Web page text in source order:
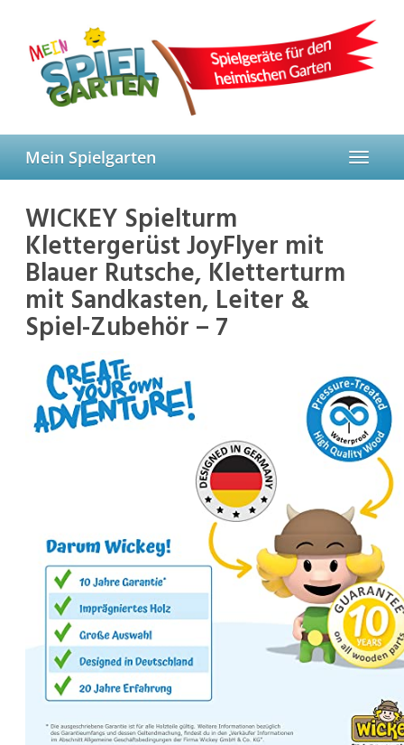
content
Toggle
Mein Spielgarten
WICKEY Spielturm
Klettergerüst JoyFlyer mit
Blauer Rutsche, Kletterturm
mit Sandkasten, Leiter &
Spiel-Zubehör – 7